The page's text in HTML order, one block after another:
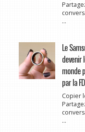
...
Le
devenir
monde
par la
Copier
...